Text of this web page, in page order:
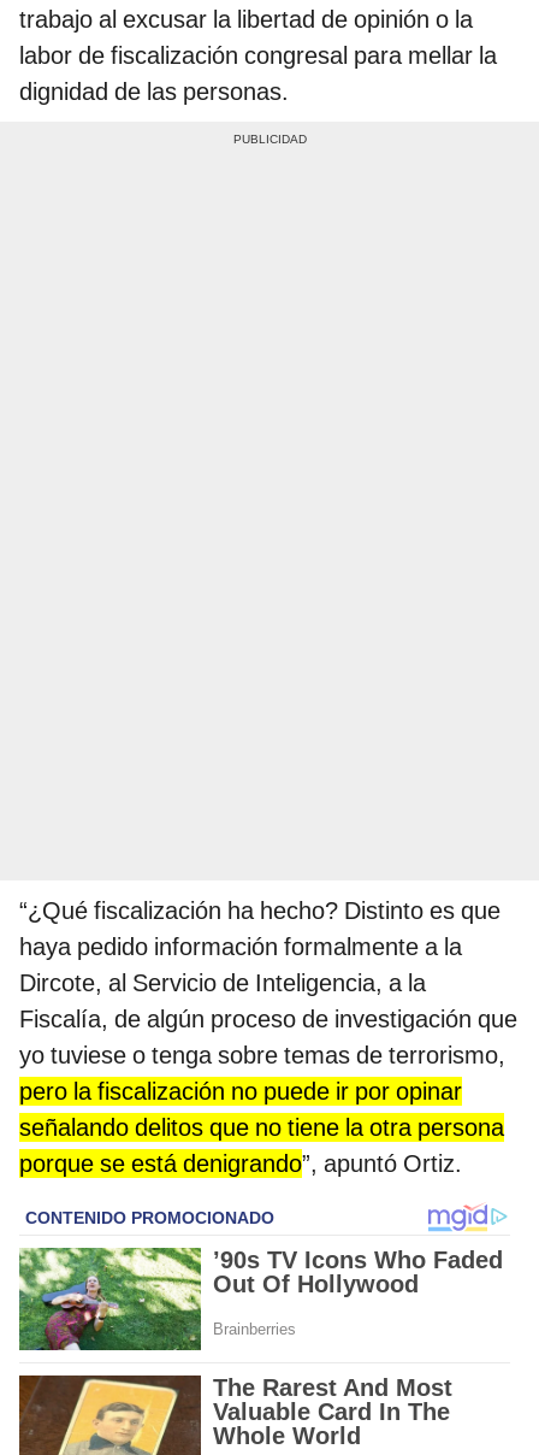
trabajo al excusar la libertad de opinión o la
labor de fiscalización congresal para mellar la
dignidad de las personas.
“¿Qué fiscalización ha hecho? Distinto es que
haya pedido información formalmente a la
Dircote, al Servicio de Inteligencia, a la
Fiscalía, de algún proceso de investigación que
yo tuviese o tenga sobre temas de terrorismo,
pero la fiscalización no puede ir por opinar
señalando delitos que no tiene la otra persona
porque se está denigrando”, apuntó Ortiz.